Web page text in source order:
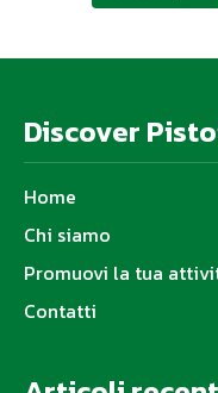
Discover
Home
Chi siamo
Promuovi la tua
Contatti